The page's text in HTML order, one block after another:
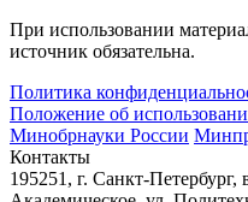
При использовании
источник обязательна.
Политика
Положение об
Минобрнауки России
Контакты
195251, г. Санкт-